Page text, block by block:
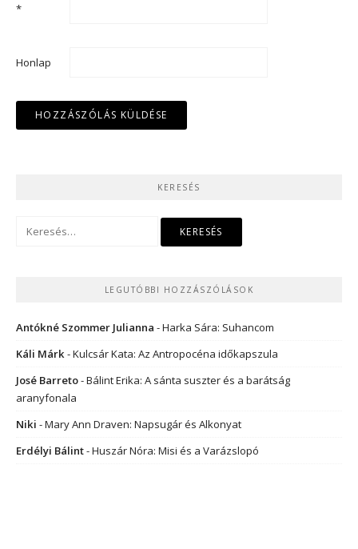
*
Honlap
KERESÉS
LEGUTÓBBI HOZZÁSZÓLÁSOK
Antókné Szommer Julianna -Harka Sára: Suhancom
Káli Márk-Kulcsár Kata: Az Antropocéna időkapszula
José Barreto-Bálint Erika: A sánta suszter és a barátság
aranyfonala
Niki -Mary Ann Draven: Napsugár és Alkonyat
Erdélyi Bálint-Huszár Nóra: Misi és a Varázslopó